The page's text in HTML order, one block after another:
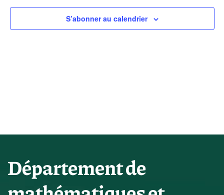
S’abonner au calendrier
Département de